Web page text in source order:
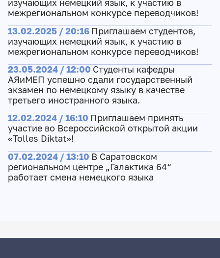
изучающих немецкий язык, к участию в
межрегиональном конкурсе переводчиков!
13.02.2025 / 20:16 Приглашаем студентов,
изучающих немецкий язык, к участию в
межрегиональном конкурсе переводчиков!
23.05.2024 / 12:00 Студенты кафедры
АЯиМЕП успешно сдали государственный
экзамен по немецкому языку в качестве
третьего иностранного языка.
12.02.2024 / 16:10 Приглашаем принять
участие во Всероссийской открытой акции
«Tolles Diktat»!
07.02.2024 / 13:10 В Саратовском
региональном центре „Галактика 64“
работает смена немецкого языка